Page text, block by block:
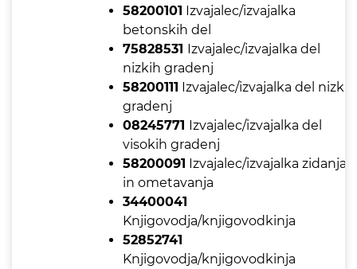
58200101 Izvajalec/izvajalka
betonskih del
75828531 Izvajalec/izvajalka del
nizkih gradenj
58200111 Izvajalec/izvajalka del nizkih
gradenj
08245771 Izvajalec/izvajalka del
visokih gradenj
58200091 Izvajalec/izvajalka zidanja
in ometavanja
34400041
Knjigovodja/knjigovodkinja
52852741
Knjigovodja/knjigovodkinja